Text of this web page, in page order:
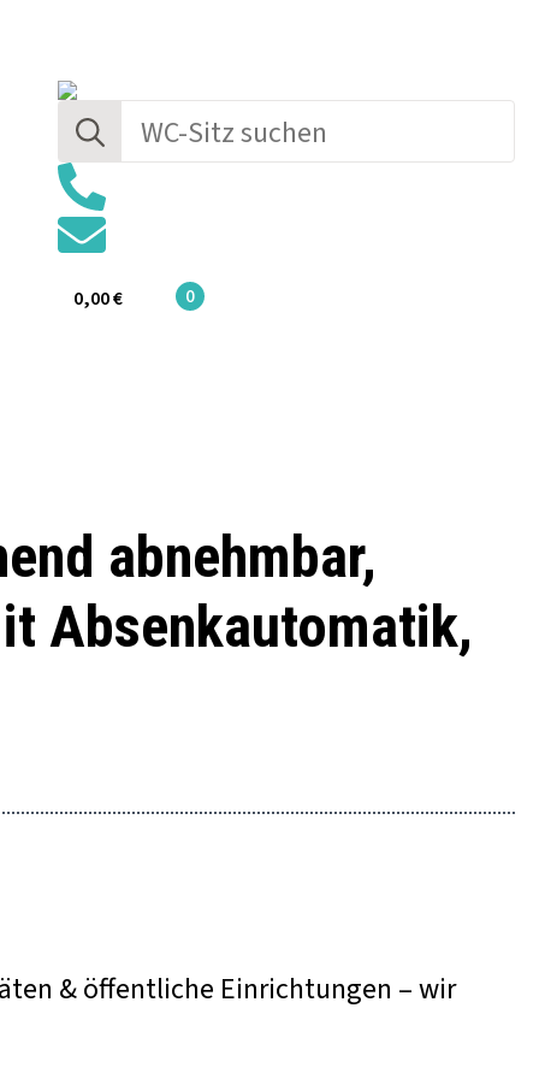
Search
for:
0,00€ 0
abnehmbar,
Absenkautomatik,
& öffentliche Einrichtungen – wir